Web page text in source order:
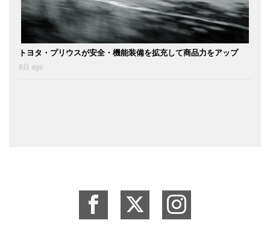
トヨタ・プリウスが安全・機能装備を拡充して商品力をアップ
6日 ago